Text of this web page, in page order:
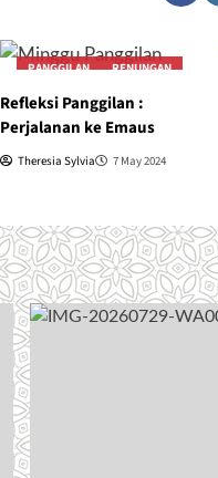
PANGGILAN RENUNGAN
Refleksi Panggilan :
Perjalanan ke Emaus
Theresia Sylvia 7 May 2024